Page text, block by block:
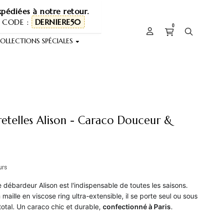
à notre retour.
: DERNIERE50
SPÉCIALES
0
Alison - Caraco Douceur &
débardeur Alison est l'indispensable de toutes les saisons.
maille en viscose ring ultra-extensible, il se porte seul ou sous
Un caraco chic et durable, confectionné à Paris.